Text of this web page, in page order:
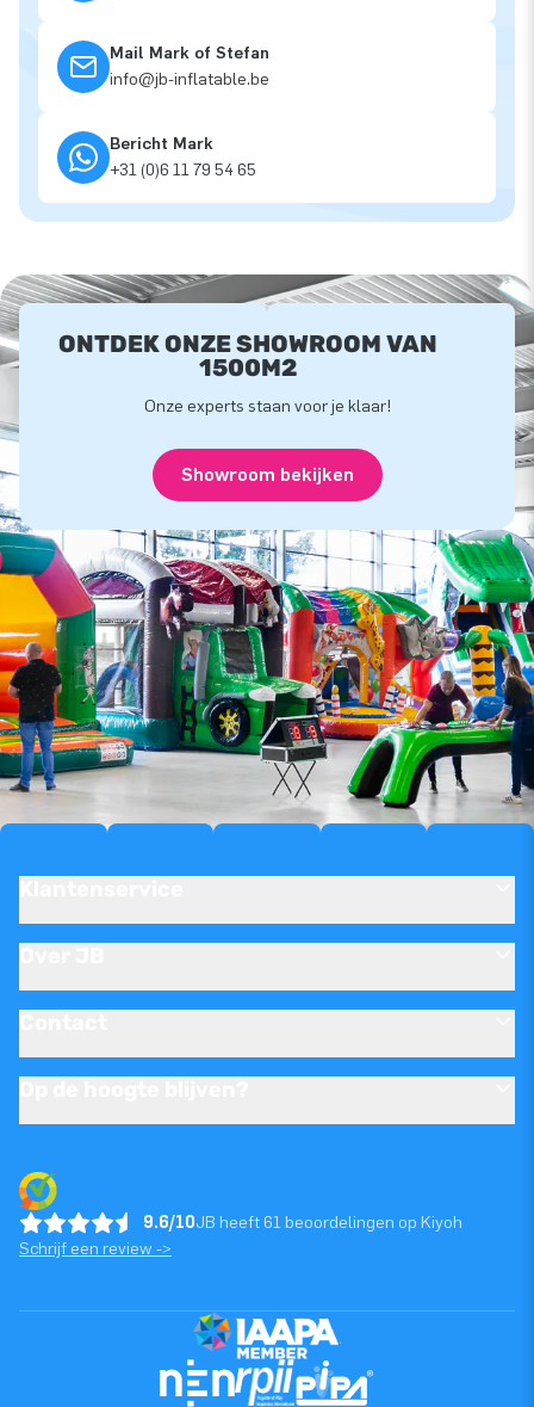
Mail Mark of Stefan
info@jb-inflatable.be
Bericht Mark
+31 (0)6 11 79 54 65
ONTDEK ONZE SHOWROOM VAN
1500M2
Onze experts staan voor je klaar!
Showroom bekijken
9.6/10JB heeft 61 beoordelingen op Kiyoh
Schrijf een review ->